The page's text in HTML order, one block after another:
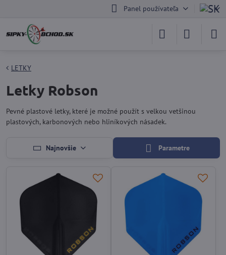
Panel používateľa
LETKY
Letky Robson
Pevné plastové letky, které je možné použít s velkou vetšinou
plastových, karbonových nebo hliníkových násadek.
Najnovšie Parametre